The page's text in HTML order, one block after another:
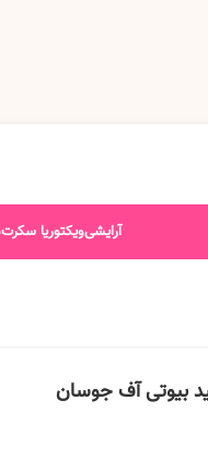
آرایشیویکتوریا سکرت
بیوتی آف جوسان